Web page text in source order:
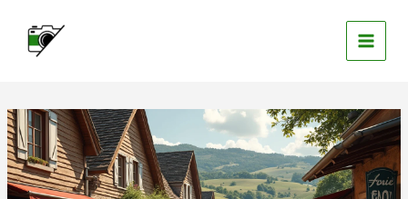
contenu